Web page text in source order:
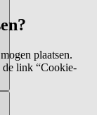
plaatsen.
link “Cookie-